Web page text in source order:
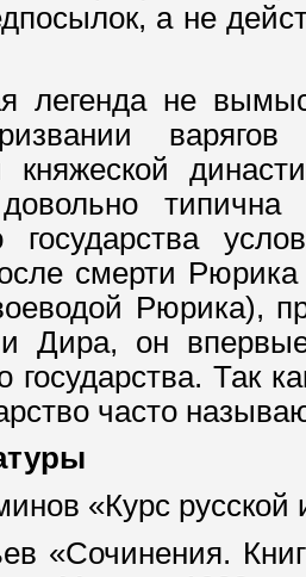
а не
легенда не
княжеской
типична
государства
смерти
Рюрика),
Дира, он
государства. Так
часто
«Курс русской
«Сочинения.